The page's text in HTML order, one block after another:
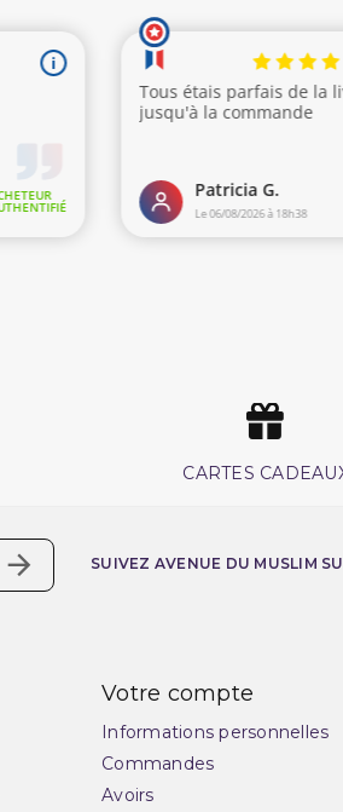
CARTES
SUIVEZ AVENUE DU MUSLIM
Votre compte
Informations personnelles
Commandes
Avoirs